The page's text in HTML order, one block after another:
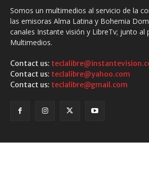
Somos un multimedios al servicio de la
las emisoras Alma Latina y Bohemia
canales Instante visión y LibreTv; junto al
Multimedios.
Contact us:
Contact us: teclalibre@yahoo.com
Contact us: teclalibre@gmail.com